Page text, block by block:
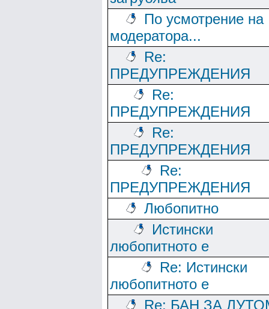
По усмотрение на
модератора...
Re:
ПРЕДУПРЕЖДЕНИЯ
Re:
ПРЕДУПРЕЖДЕНИЯ
Re:
ПРЕДУПРЕЖДЕНИЯ
Re:
ПРЕДУПРЕЖДЕНИЯ
Любопитно
Истински
любопитното е
Re: Истински
любопитното е
Re: БАН ЗА